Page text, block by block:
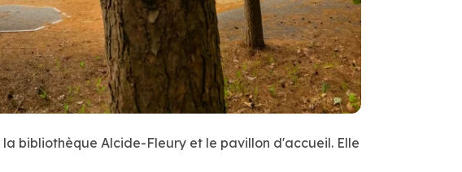
bibliothèque Alcide-Fleury et le pavillon d'accueil. Elle